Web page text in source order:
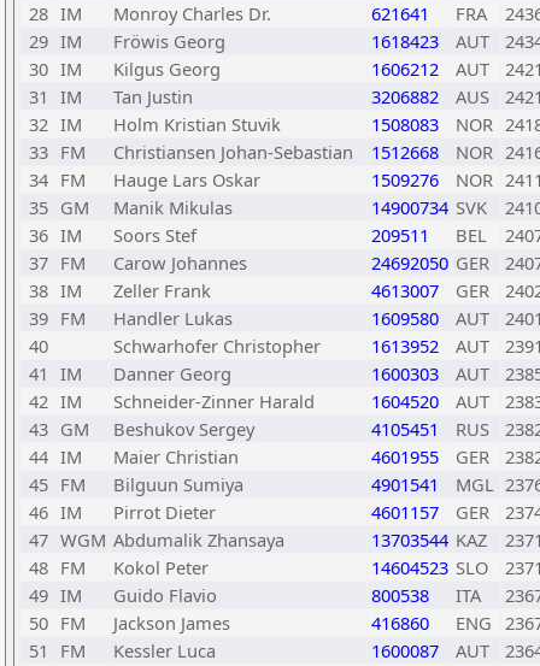
28 IM Monroy Charles Dr. 621641 FRA
29 IM Fröwis Georg 1618423 AUT
30 IM Kilgus Georg 1606212 AUT
31 IM Tan Justin 3206882 AUS
32 IM Holm Kristian Stuvik 1508083 NOR
33 FM Christiansen Johan-Sebastian 1512668 NOR
34 FM Hauge Lars Oskar 1509276 NOR
35 GM Manik Mikulas 14900734 SVK
36 IM Soors Stef 209511 BEL
37 FM Carow Johannes 24692050 GER
38 IM Zeller Frank 4613007 GER
39 FM Handler Lukas 1609580 AUT
40
Schwarhofer Christopher 1613952 AUT
41 IM Danner Georg 1600303 AUT
42 IM Schneider-Zinner Harald 1604520 AUT
43 GM Beshukov Sergey 4105451 RUS
44 IM Maier Christian 4601955 GER
45 FM Bilguun Sumiya 4901541 MGL
46 IM Pirrot Dieter 4601157 GER
47 WGM Abdumalik Zhansaya 13703544 KAZ
48 FM Kokol Peter 14604523 SLO
49 IM Guido Flavio 800538 ITA
50 FM Jackson James 416860 ENG
51
FM Kessler Luca 1600087 AUT